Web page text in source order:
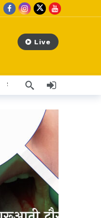
Live
वेब स्टोरी अन्य खबर